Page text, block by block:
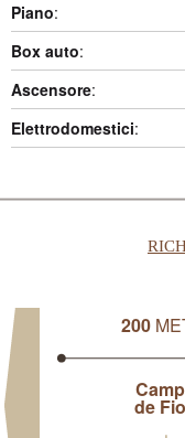
Piano:
Box auto:
Ascensore:
Elettrodomestici:
200
de